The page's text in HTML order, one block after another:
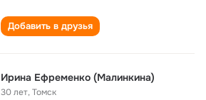
Добавить в друзья
Ирина Ефременко (Малинкина)
30 лет,Томск